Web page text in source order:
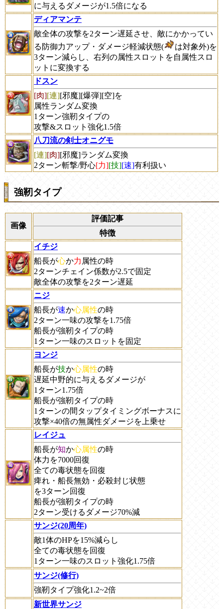
に与えるダメージが1.5倍になる
ディアマンテ
敵全体の攻撃を2ターン遅延させ、敵にかかってい
る防御力アップ・ダメージ軽減状態(
は対象外)を
3ターン減らし、右列の属性スロットを自属性スロ
ットに変換する
ドスン
[肉] [連] [邪魔][爆弾][空]を
属性ランダム変換
1ターン強靭タイプの
攻撃&スロット強化1.5倍
八刀流の剣士オニグモ
[連] [肉] [邪魔]ランダム変換
2ターン斬撃/野心[力] [技] [速]有利扱い
強靭タイプ
画像
評価記事
特徴
イチジ
船長が心か力 属性の時
2ターンチェイン係数が2.5で固定
敵全体の攻撃を2ターン遅延
ニジ
船長が速か心属性の時
2ターン一味の攻撃を1.75倍
船長が強靭タイプの時
1ターン一味のスロットを固定
ヨンジ
船長が技か心属性の時
遅延中野的に与えるダメージが
1ターン1.75倍
船長が強靭タイプの時
1ターンの間タップタイミングボーナスに
攻撃×40倍の無属性ダメージを上乗せ
レイジュ
船長が知か心属性の時
体力を7000回復
全ての毒状態を回復
痺れ・船長無効・必殺封じ状態
を3ターン回復
船長が強靭タイプの時
2ターン受けるダメージ70%減
サンジ(20周年)
敵1体のHPを15%減らし
全ての毒状態を回復
1ターン一味のスロット強化1.75倍
サンジ(修行)
強靭タイプ強化1.2~2倍
新世界サンジ